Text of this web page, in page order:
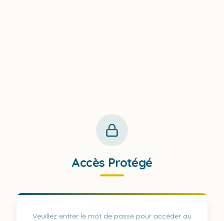
Accès Protégé
Veuillez entrer le mot de passe pour accéder au